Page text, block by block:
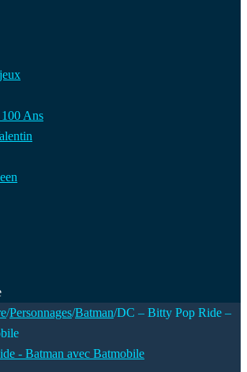
Ans
/Personnages/Batman/DC – Bitty Pop Ride –